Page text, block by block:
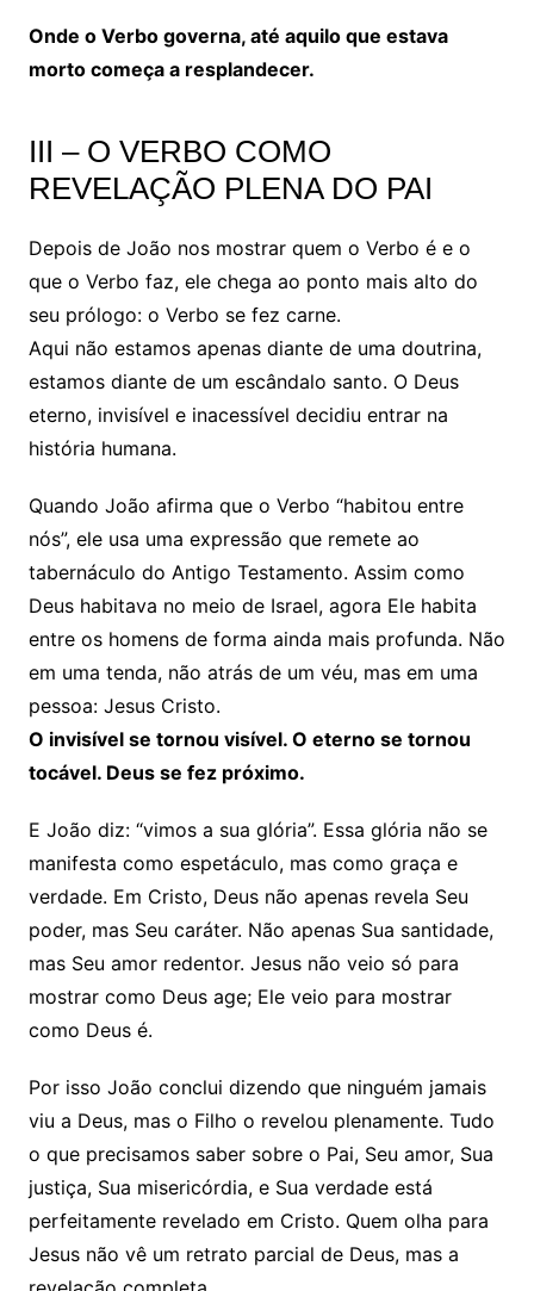
Onde o Verbo governa, até aquilo que estava
morto começa a resplandecer.
III – O VERBO COMO
REVELAÇÃO PLENA DO PAI
Depois de João nos mostrar quem o Verbo é e o
que o Verbo faz, ele chega ao ponto mais alto do
seu prólogo: o Verbo se fez carne.
Aqui não estamos apenas diante de uma doutrina,
estamos diante de um escândalo santo. O Deus
eterno, invisível e inacessível decidiu entrar na
história humana.
Quando João afirma que o Verbo “habitou entre
nós”, ele usa uma expressão que remete ao
tabernáculo do Antigo Testamento. Assim como
Deus habitava no meio de Israel, agora Ele habita
entre os homens de forma ainda mais profunda. Não
em uma tenda, não atrás de um véu, mas em uma
pessoa: Jesus Cristo.
O invisível se tornou visível. O eterno se tornou
tocável. Deus se fez próximo.
E João diz: “vimos a sua glória”. Essa glória não se
manifesta como espetáculo, mas como graça e
verdade. Em Cristo, Deus não apenas revela Seu
poder, mas Seu caráter. Não apenas Sua santidade,
mas Seu amor redentor. Jesus não veio só para
mostrar como Deus age; Ele veio para mostrar
como Deus é.
Por isso João conclui dizendo que ninguém jamais
viu a Deus, mas o Filho o revelou plenamente. Tudo
o que precisamos saber sobre o Pai, Seu amor, Sua
justiça, Sua misericórdia, e Sua verdade está
perfeitamente revelado em Cristo. Quem olha para
Jesus não vê um retrato parcial de Deus, mas a